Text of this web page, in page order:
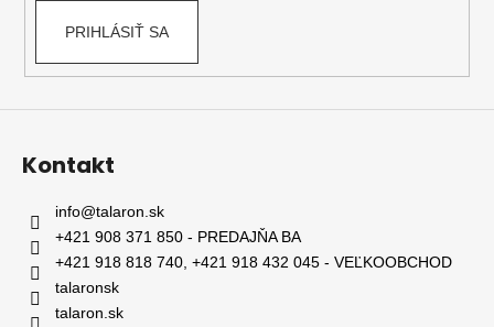
PRIHLÁSIŤ SA
Kontakt
info@talaron.sk
+421 908 371 850 - PREDAJŇA BA
+421 918 818 740, +421 918 432 045 - VEĽKOOBCHOD
talaronsk
talaron.sk